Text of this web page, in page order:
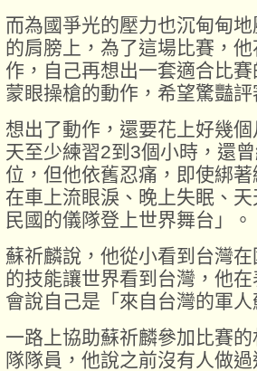
而為國爭光的壓力也沉甸甸
的肩膀上，為了這場比賽，
作，自己再想出一套適合比
蒙眼操槍的動作，希望驚豔評
想出了動作，還要花上好幾
天至少練習2到3個小時，還
位，但他依舊忍痛，即使綁
在車上流眼淚、晚上失眠、
民國的儀隊登上世界舞台」。
蘇祈麟說，他從小看到台灣
的技能讓世界看到台灣，他
會說自己是「來自台灣的軍
一路上協助蘇祈麟參加比賽
隊隊員，他說之前沒有人做